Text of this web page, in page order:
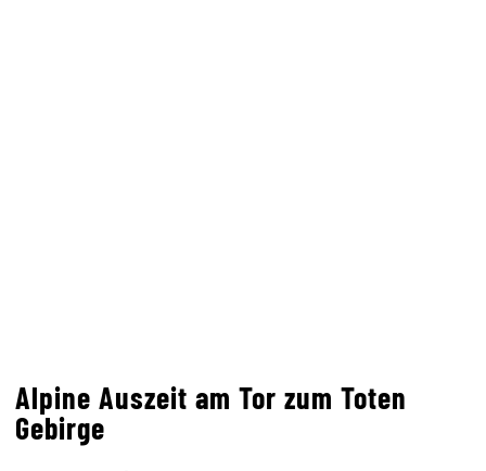
Alpine Auszeit am Tor zum Toten
Gebirge